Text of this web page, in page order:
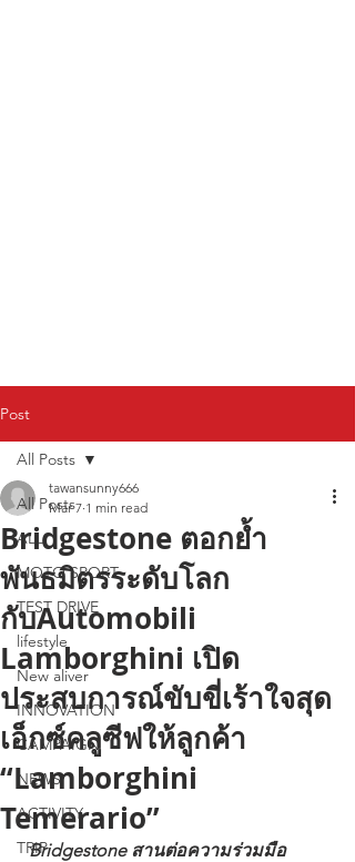
Post
All Posts
ALL
MOTO SPORT
TEST DRIVE
lifestyle
New aliver
INNOVATION
CAMPAIGN
NEWS
ACTIVITY
TRIP
All Posts
Bridgestone ตอกย้ำ
พันธมิตรระดับโลก
กับAutomobili
Lamborghini เปิด
ประสบการณ์ขับขี่เร้าใจสุด
เอ็กซ์คลูซีฟให้ลูกค้า
“Lamborghini
Temerario”
tawansunny666
Mar 7 1 min read
  Bridgestone สานต่อความร่วมมือ